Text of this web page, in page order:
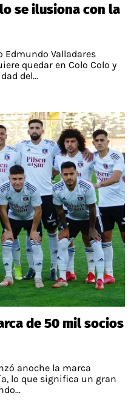
se ilusiona con la
Edmundo Valladares
quedar en Colo Colo y
del...
de 50 mil socios
anoche la marca
lo que significa un gran